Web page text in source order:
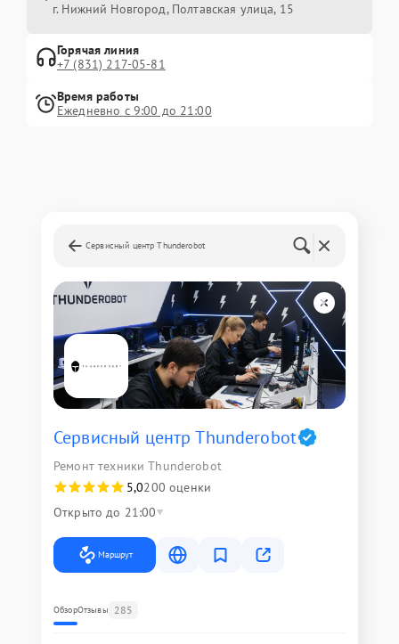
г. Нижний Новгород, Полтавская улица, 15
Горячая линия
+7 (831) 217-05-81
Время работы
Ежедневно с 9:00 до 21:00
Сервисный центр Thunderobot
Сервисный центр Thunderobot
Ремонт техники Thunderobot
5,0200 оценки
Открыто до 21:00
Маршрут
ОбзорОтзывы 285